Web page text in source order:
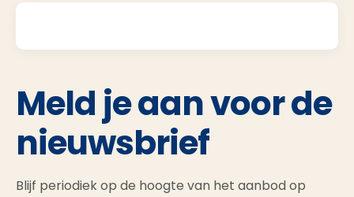
Meld je aan voor de
nieuwsbrief
Blijf periodiek op de hoogte van het aanbod op